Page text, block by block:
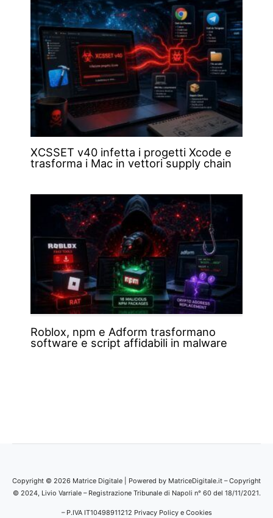
XCSSET v40 infetta i progetti Xcode e
trasforma i Mac in vettori supply chain
Roblox, npm e Adform trasformano
software e script affidabili in malware
Copyright © 2026 Matrice Digitale | Powered by MatriceDigitale.it – Copyright
© 2024, Livio Varriale – Registrazione Tribunale di Napoli n° 60 del 18/11/2021.
– P.IVA IT10498911212 Privacy Policy e Cookies